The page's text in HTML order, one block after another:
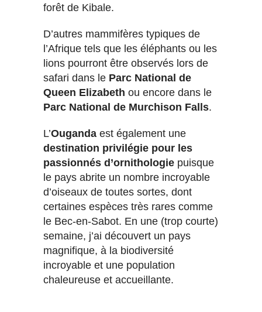
forêt de Kibale.
D’autres mammifères typiques de
l’Afrique tels que les éléphants ou les
lions pourront être observés lors de
safari dans le Parc National de
Queen Elizabeth ou encore dans le
Parc National de Murchison Falls.
L’Ouganda est également une
destination privilégie pour les
passionnés d’ornithologie puisque
le pays abrite un nombre incroyable
d’oiseaux de toutes sortes, dont
certaines espèces très rares comme
le Bec-en-Sabot. En une (trop courte)
semaine, j’ai découvert un pays
magnifique, à la biodiversité
incroyable et une population
chaleureuse et accueillante.